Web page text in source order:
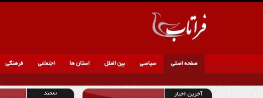
صفحه اصلی سیاسی بین الملل استان ها اجتماعی فرهنگی
آخرین اخبار سمند